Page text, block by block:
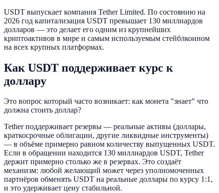
USDT выпускает компания Tether Limited. По состоянию на
2026 год капитализация USDT превышает 130 миллиардов
долларов — это делает его одним из крупнейших
криптоактивов в мире и самым используемым стейблкоином
на всех крупных платформах.
Как USDT поддерживает курс к
доллару
Это вопрос который часто возникает: как монета "знает" что
должна стоить доллар?
Tether поддерживает резервы — реальные активы (доллары,
краткосрочные облигации, другие ликвидные инструменты)
— в объёме примерно равном количеству выпущенных USDT.
Если в обращении находится 130 миллиардов USDT, Tether
держит примерно столько же в резервах. Это создаёт
механизм: любой желающий может через уполномоченных
партнёров обменять USDT на реальные доллары по курсу 1:1,
и это удерживает цену стабильной.